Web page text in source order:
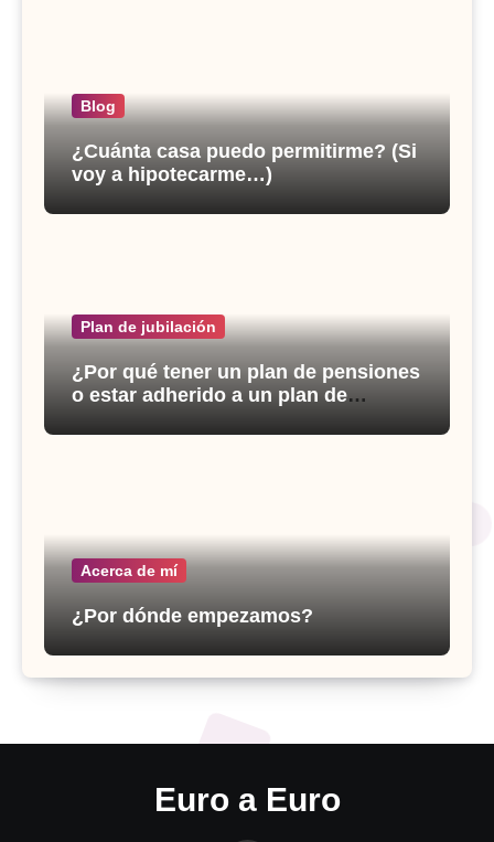
Blog
¿Cuánta casa puedo permitirme? (Si
voy a hipotecarme…)
Plan de jubilación
¿Por qué tener un plan de pensiones
o estar adherido a un plan de
Acerca de mí
¿Por dónde empezamos?
Euro a Euro